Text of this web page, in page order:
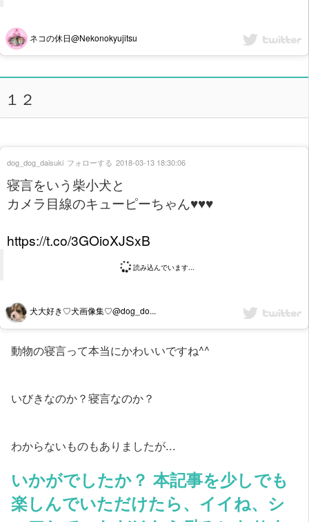
ネコの休日@Nekonokyujitsu
１２
寝言をいう柴小犬と
カメラ目線のキューピーちゃん♥️♥️♥️
https://t.co/3GOioXJSxB
読み込んでいます...
犬大好き♡犬画像集♡@dog_do...
dog_dog_daisuki フォローする 2018-03-13 18:30:06
動物の寝言って本当にかわいいですね^^
いびきなのか？寝言なのか？
わからないものもありましたが...
いかがでしたか？ 本記事を少しでも
楽しんでいただけたら、イイね、シ